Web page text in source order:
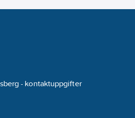
- kontaktuppgifter